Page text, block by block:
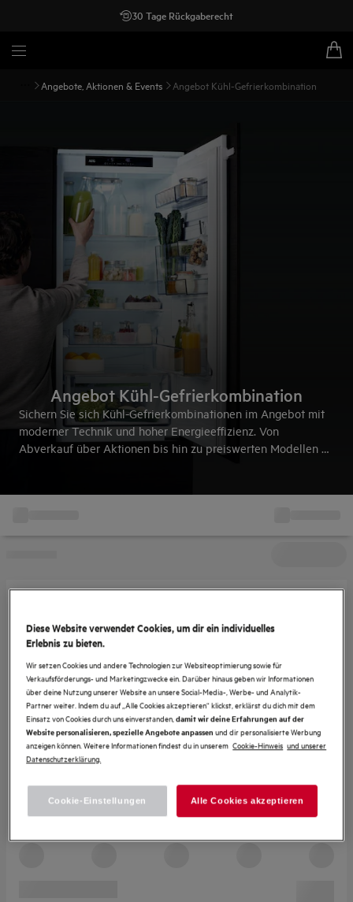
30 Tage Rückgaberecht
Angebote, Aktionen & Events Angebot Kühl-Gefrierkombination
Angebot Kühl-Gefrierkombination
Sichern Sie sich Kühl-Gefrierkombinationen im Angebot mit
moderner Technik und hoher Energieeffizienz. Von
Abverkauf über Aktionen bis hin zu preiswerten Modellen –
hieransehen.
Diese Website verwendet Cookies, um dir ein individuelles
Erlebnis zu bieten.
Wir setzen Cookies und andere Technologien zur Websiteoptimierung sowie für
Verkaufsförderungs- und Marketingzwecke ein. Darüber hinaus geben wir Informationen
über deine Nutzung unserer Website an unsere Social-Media-, Werbe- und Analytik-
Partner weiter. Indem du auf „Alle Cookies akzeptieren“ klickst, erklärst du dich mit dem
Einsatz von Cookies durch uns einverstanden,damit wir deine Erfahrungen auf der
Website personalisieren, spezielle Angebote anpassen und dir personalisierte Werbung
anzeigen können. Weitere Informationen findest du in unserem Cookie-Hinweis und unserer
Datenschutzerklärung.
Cookie-Einstellungen Alle Cookies akzeptieren